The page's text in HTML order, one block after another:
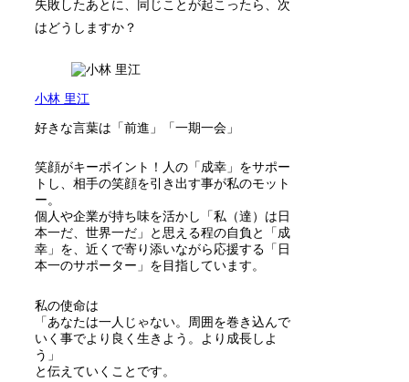
失敗したあとに、同じことが起こったら、次
はどうしますか？
小林 里江
好きな言葉は「前進」「一期一会」
笑顔がキーポイント！人の「成幸」をサポー
トし、相手の笑顔を引き出す事が私のモット
ー。
個人や企業が持ち味を活かし「私（達）は日
本一だ、世界一だ」と思える程の自負と「成
幸」を、近くで寄り添いながら応援する「日
本一のサポーター」を目指しています。
私の使命は
「あなたは一人じゃない。周囲を巻き込んで
いく事でより良く生きよう。より成長しよ
う」
と伝えていくことです。